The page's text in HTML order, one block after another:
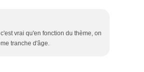
vrai qu'en fonction du thème, on
tranche d'âge.